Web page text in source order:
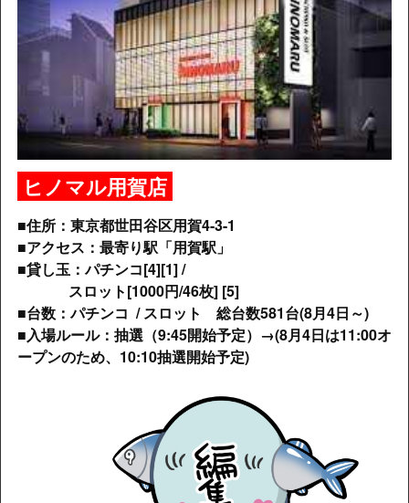
ヒノマル用賀店
■住所：東京都世田谷区用賀4-3-1
■アクセス：最寄り駅「用賀駅」
■貸し玉：パチンコ[4][1] /
スロット[1000円/46枚] [5]
■台数：パチンコ / スロット 総台数581台(8月4日～)
■入場ルール：抽選（9:45開始予定）→(8月4日は11:00オ
ープンのため、10:10抽選開始予定)